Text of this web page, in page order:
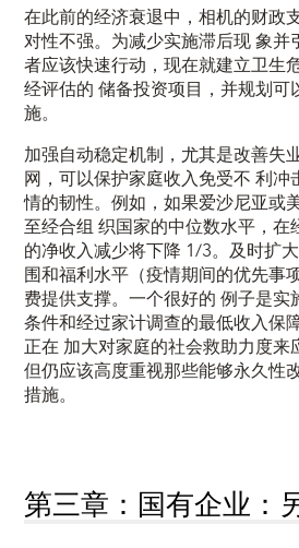
在此前的经济衰退中，相机的财政
对性不强。为减少实施滞后现 象并
者应该快速行动，现在就建立卫生
经评估的 储备投资项目，并规划
施。
加强自动稳定机制，尤其是改善失
网，可以保护家庭收入免受不 利
情的韧性。例如，如果爱沙尼亚或
至经合组 织国家的中位数水平，在
的净收入减少将下降 1/3。及时扩
围和福利水平（疫情期间的优先事
费提供支撑。一个很好的 例子是
条件和经过家计调查的最低收入保
正在 加大对家庭的社会救助力度来
但仍应该高度重视那些能够永久性
措施。
第三章：国有企业：